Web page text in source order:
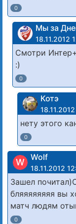
0
Мы за
18.11.2012
Смотри
:)
0
Котэ
нету этого
0
W Wolf
18.11.2012
Зашел
бляяяяяяяя вы
матч людям
0